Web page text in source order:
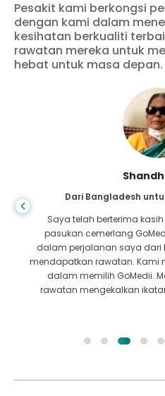
Pesakit kami berkongsi
dengan kami dalam
kesihatan berkualiti
rawatan mereka untuk
hebat untuk masa depan.
Dari Bangladesh
Saya telah berterima
pasukan cemerlang
dalam perjalanan saya dari
mendapatkan rawatan. Kami
dalam memilih GoMedii.
rawatan mengekalkan